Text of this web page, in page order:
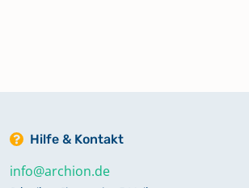
Hilfe & Kontakt
info@archion.de